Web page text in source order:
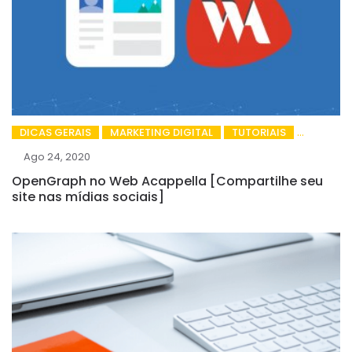
DICAS GERAIS MARKETING DIGITAL
TUTORIAIS
Ago 24, 2020
OpenGraph no Web Acappella [Compartilhe seu
site nas mídias sociais]